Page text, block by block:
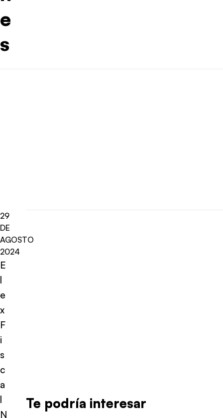
e
s
29
DE
AGOSTO
2024
E
l
e
x
F
i
s
c
a
l
N
Te podría interesar